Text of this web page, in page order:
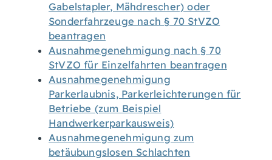
Gabelstapler, Mähdrescher) oder
Sonderfahrzeuge nach § 70 StVZO
beantragen
Ausnahmegenehmigung nach § 70
StVZO für Einzelfahrten beantragen
Ausnahmegenehmigung
Parkerlaubnis, Parkerleichterungen für
Betriebe (zum Beispiel
Handwerkerparkausweis)
Ausnahmegenehmigung zum
betäubungslosen Schlachten